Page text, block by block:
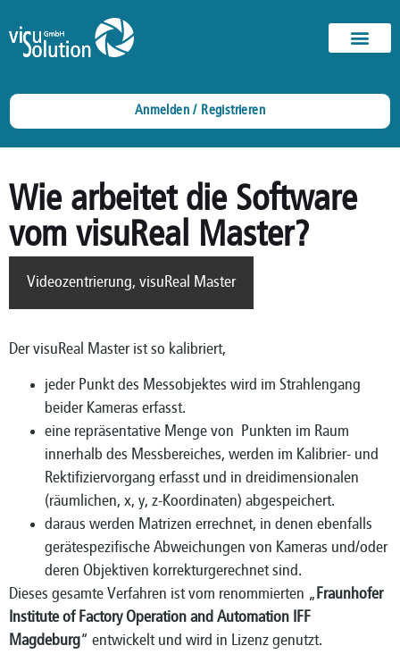
Anmelden / Registrieren
Wie arbeitet die Software
vom visuReal Master?
Videozentrierung, visuReal Master
Der visuReal Master ist so kalibriert,
jeder Punkt des Messobjektes wird im Strahlengang
beider Kameras erfasst.
eine repräsentative Menge von Punkten im Raum
innerhalb des Messbereiches, werden im Kalibrier- und
Rektifiziervorgang erfasst und in dreidimensionalen
(räumlichen, x, y, z-Koordinaten) abgespeichert.
daraus werden Matrizen errechnet, in denen ebenfalls
gerätespezifische Abweichungen von Kameras und/oder
deren Objektiven korrekturgerechnet sind.
Dieses gesamte Verfahren ist vom renommierten „Fraunhofer
Institute of Factory Operation and Automation IFF
Magdeburg“ entwickelt und wird in Lizenz genutzt.